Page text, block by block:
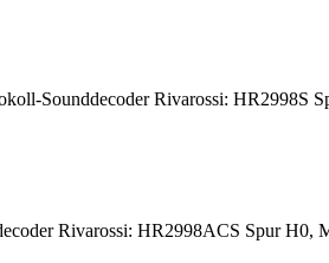
Sounddecoder Rivarossi: HR2998S
Rivarossi: HR2998ACS Spur H0,